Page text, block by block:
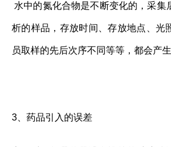
水中的氮化合物是不断变化的，采集
析的样品，存放时间、存放地点、光
员取样的先后次序不同等等，都会产
3、药品引入的误差